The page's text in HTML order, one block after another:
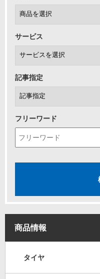
サービス
記事指定
フリーワード
商品情報
タイヤ